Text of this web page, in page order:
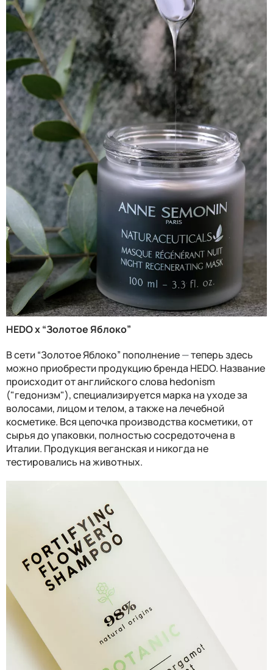
HEDO x “Золотое Яблоко”
В сети “Золотое Яблоко” пополнение—теперь здесь
можно приобрести продукцию бренда HEDO. Название
происходит от английского слова hedonism
("гедонизм"), специализируется марка на уходе за
волосами, лицом и телом, а также на лечебной
косметике. Вся цепочка производства косметики, от
сырья до упаковки, полностью сосредоточена в
Италии. Продукция веганская и никогда не
тестировались на животных.